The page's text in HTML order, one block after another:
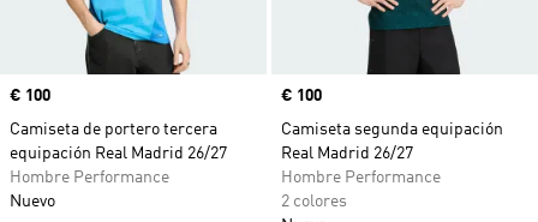
Precio
€ 100
Camiseta de portero tercera
equipación Real Madrid 26/27
Hombre Performance
Nuevo
Precio
€ 100
Camiseta segunda equipación
Real Madrid 26/27
Hombre Performance
2 colores